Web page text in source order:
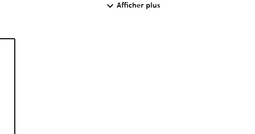
Afficher plus